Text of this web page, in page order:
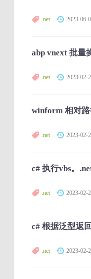
.net 2023-06-
abp vnext 批量
.net 2023-02-
winform 相对
.net 2023-02-
c# 执行vbs。
.net 2023-02-
c# 根据泛型返
.net 2023-02-